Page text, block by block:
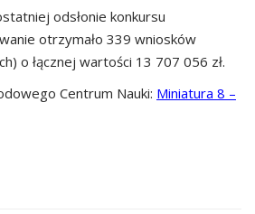
odsłonie konkursu
otrzymało 339 wniosków
o łącznej wartości 13 707 056 zł.
Centrum Nauki: Miniatura 8 –